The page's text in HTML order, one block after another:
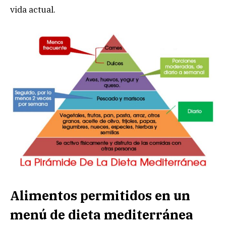
vida actual.
Alimentos permitidos en un
menú de dieta mediterránea